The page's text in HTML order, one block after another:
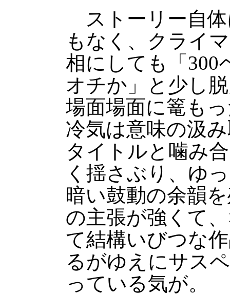
ストーリー自
もなく、クライ
相にしても「300
オチか」と少し
場面場面に篭も
冷気は意味の汲
タイトルと噛み
く揺さぶり、ゆ
暗い鼓動の余韻
の主張が強くて
て結構いびつな
るがゆえにサス
っている気が。